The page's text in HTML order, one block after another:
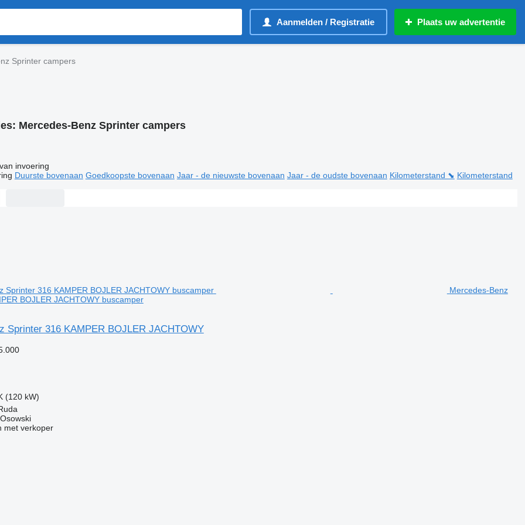
Aanmelden / Registratie Plaats uw advertentie
Sprinter campers
Mercedes-Benz Sprinter campers
invoering
Duurste bovenaan Goedkoopste bovenaan Jaar - de nieuwste bovenaan Jaar - de oudste bovenaan Kilometerstand ⬊ Kilometerstand
Mercedes-Benz
BOJLER JACHTOWY buscamper
Sprinter 316 KAMPER BOJLER JACHTOWY
(120 kW)
met verkoper